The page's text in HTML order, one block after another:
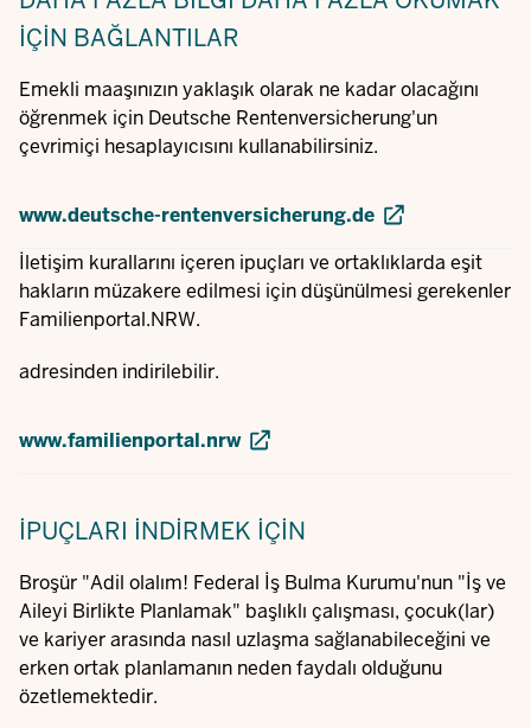
IÇIN BAĞLANTILAR
Emekli maaşınızın yaklaşık olarak ne kadar olacağını
öğrenmek için Deutsche Rentenversicherung'un
çevrimiçi hesaplayıcısını kullanabilirsiniz.
www.deutsche-rentenversicherung.de
İletişim kurallarını içeren ipuçları ve ortaklıklarda eşit
hakların müzakere edilmesi için düşünülmesi gerekenler
Familienportal.NRW.
adresinden indirilebilir.
www.familienportal.nrw
İPUÇLARI İNDIRMEK IÇIN
Broşür "Adil olalım! Federal İş Bulma Kurumu'nun "İş ve
Aileyi Birlikte Planlamak" başlıklı çalışması, çocuk(lar)
ve kariyer arasında nasıl uzlaşma sağlanabileceğini ve
erken ortak planlamanın neden faydalı olduğunu
özetlemektedir.